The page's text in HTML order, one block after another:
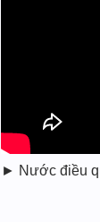
► Nước điều